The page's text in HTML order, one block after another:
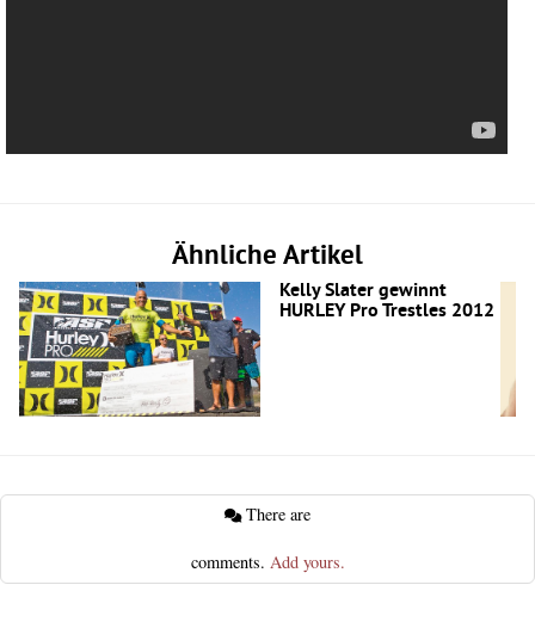
Ähnliche Artikel
Kelly Slater gewinnt
HURLEY Pro Trestles 2012
comments. Add yours.